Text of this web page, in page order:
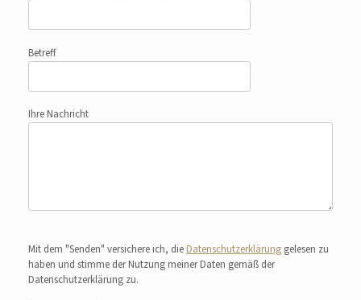
Betreff
Ihre Nachricht
Mit dem "Senden" versichere ich, die Datenschutzerklärung gelesen zu
haben und stimme der Nutzung meiner Daten gemäß der
Datenschutzerklärung zu.